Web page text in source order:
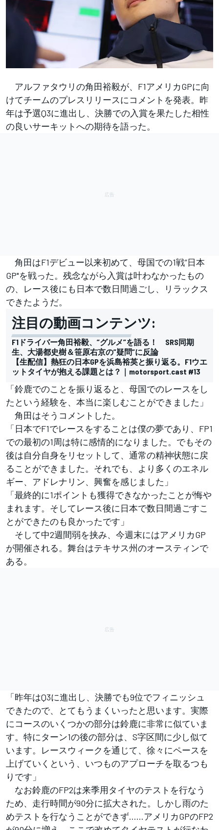
アルファタウリの角田裕毅が、F1アメリカGPに向
けてチームのプレスリリースにコメントを発表。昨
年は予選Q3に進出し、決勝での入賞を果たした相性
の良いサーキットへの期待を語った。
角田はF1デビュー以来初めて、母国での1戦”日本
GP"を戦った。残念ながら入賞は叶わなかったもの
の、レース後にも日本で数日間過ごし、リラックス
できたようだ。
注目の動画コンテンツ:
F1ドライバー角田裕毅、”グルメ”を語る！ SRS同期
生、大湯都史樹＆笹原右京の”疑問”に反論
【生配信】熱狂の日本GPを浜島裕英と振り返る。F1ウエ
ットタイヤが抱える課題とは？｜motorsport.cast #13
「鈴鹿でのことを振り返ると、母国でのレースをし
たという経験を、本当に楽しむことができました」
角田はそうコメントした。
「日本でF1でレースをすることは僕の夢であり、FP1
での最初の1周は特に感情的になりました。でもその
後は自分自身をリセットして、通常の精神状態に戻
ることができました。それでも、より多くのエネル
ギー、アドレナリン、興奮を感じました」
「最終的に1ポイントも獲得できなかったことが悔や
まれます。そしてレース後に日本で数日間過ごすこ
とができたのも良かったです」
そして中2週間弱を挟み、今週末にはアメリカGP
が開催される。舞台はテキサス州のオースティンで
ある。
「昨年はQ3に進出し、決勝でも9位でフィニッシュ
できたので、とてもうまくいったと思います。実際
にコースのいくつかの部分は鈴鹿に非常に似ていま
す。特にターン1の後の部分は、S字区間に少し似て
います。レースウィークを通じて、徐々にペースを
上げていくという、いつものアプローチを取るつも
りです」
なお鈴鹿のFP2は来季用タイヤのテストを行なう
ため、走行時間が90分に拡大された。しかし雨のた
めテストを行なうことができず……アメリカGPのFP2